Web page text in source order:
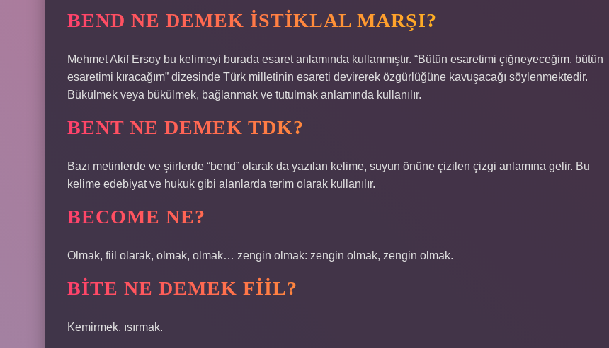
BEND NE DEMEK İSTIKLAL MARŞI?
Mehmet Akif Ersoy bu kelimeyi burada esaret anlamında kullanmıştır. “Bütün esaretimi çiğneyeceğim, bütün
esaretimi kıracağım” dizesinde Türk milletinin esareti devirerek özgürlüğüne kavuşacağı söylenmektedir.
Bükülmek veya bükülmek, bağlanmak ve tutulmak anlamında kullanılır.
BENT NE DEMEK TDK?
Bazı metinlerde ve şiirlerde “bend” olarak da yazılan kelime, suyun önüne çizilen çizgi anlamına gelir. Bu
kelime edebiyat ve hukuk gibi alanlarda terim olarak kullanılır.
BECOME NE?
Olmak, fiil olarak, olmak, olmak… zengin olmak: zengin olmak, zengin olmak.
BITE NE DEMEK FIIL?
Kemirmek, ısırmak.